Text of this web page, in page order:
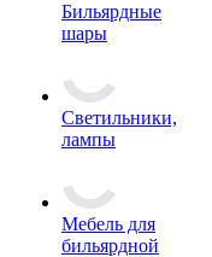
Бильярдные
шары
Светильники,
лампы
Мебель для
бильярдной